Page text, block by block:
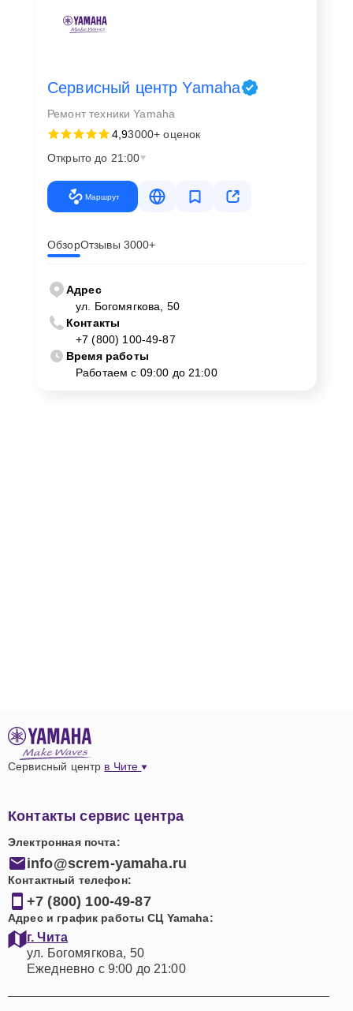
Сервисный центр Yamaha
Ремонт техники Yamaha
4,93000+ оценок
Открыто до 21:00
Маршрут
ОбзорОтзывы 3000+
Адрес
ул. Богомягкова, 50
Контакты
+7 (800) 100-49-87
Время работы
Работаем с 09:00 до 21:00
Сервисный центр в Чите
Контакты сервис центра
Электронная почта:
info@screm-yamaha.ru
Контактный телефон:
+7 (800) 100-49-87
Адрес и график работы СЦ Yamaha:
г. Чита
ул. Богомягкова, 50
Ежедневно с 9:00 до 21:00